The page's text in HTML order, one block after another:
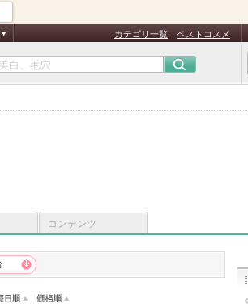
カテゴリ一覧 ベストコスメ
コンテンツ